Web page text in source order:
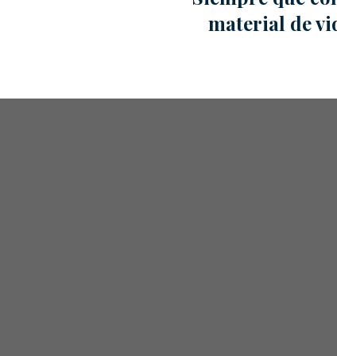
material de